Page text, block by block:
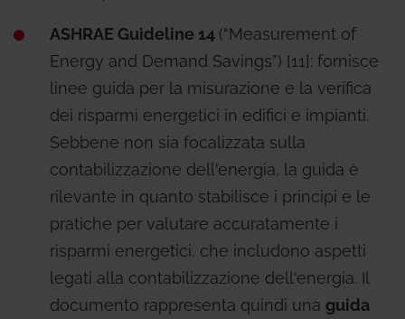
ASHRAE Guideline 14 (“Measurement of
Energy and Demand Savings”) [11]: fornisce
linee guida per la misurazione e la verifica
dei risparmi energetici in edifici e impianti.
Sebbene non sia focalizzata sulla
contabilizzazione dell'energia, la guida è
rilevante in quanto stabilisce i principi e le
pratiche per valutare accuratamente i
risparmi energetici, che includono aspetti
legati alla contabilizzazione dell'energia. Il
documento rappresenta quindi una guida